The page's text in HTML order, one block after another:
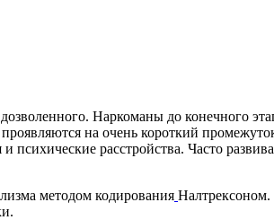
Наркоманы до конечного
на очень короткий
и психические расстройства. Часто
методом кодирования Налтрексоном.